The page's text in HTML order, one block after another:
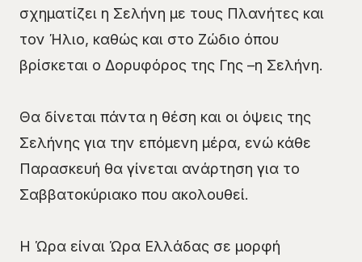
σχηματίζει η Σελήνη με τους Πλανήτες και
τον Ήλιο, καθώς και στο Ζώδιο όπου
βρίσκεται ο Δορυφόρος της Γης –η Σελήνη.
Θα δίνεται πάντα η θέση και οι όψεις της
Σελήνης για την επόμενη μέρα, ενώ κάθε
Παρασκευή θα γίνεται ανάρτηση για το
Σαββατοκύριακο που ακολουθεί.
Η Ώρα είναι Ώρα Ελλάδας σε μορφή